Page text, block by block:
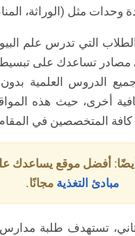
وحدات مثل (الوراثة،
التي تدرس علم
مصادر تساعدك على تبسيط
الدروس العلمية
أخرى، حيث هذه المواقع
كافة المتخصصين في
أفضل موقع يساعدك
مبادئ التغذية مجانًا.
تستهدف طلبة مدارس